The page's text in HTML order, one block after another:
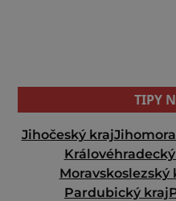
TIPY
Jihočeský kraj
Moravskoslezský
Pardubický kraj